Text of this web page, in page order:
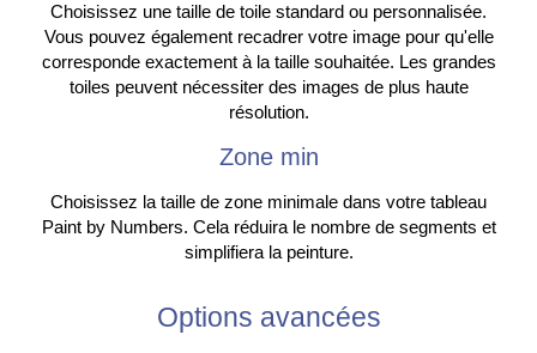
Choisissez une taille de toile standard ou personnalisée.
Vous pouvez également recadrer votre image pour qu'elle
corresponde exactement à la taille souhaitée. Les grandes
toiles peuvent nécessiter des images de plus haute
résolution.
Zone min
Choisissez la taille de zone minimale dans votre tableau
Paint by Numbers. Cela réduira le nombre de segments et
simplifiera la peinture.
Options avancées